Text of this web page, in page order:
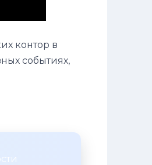
контор в
событиях,